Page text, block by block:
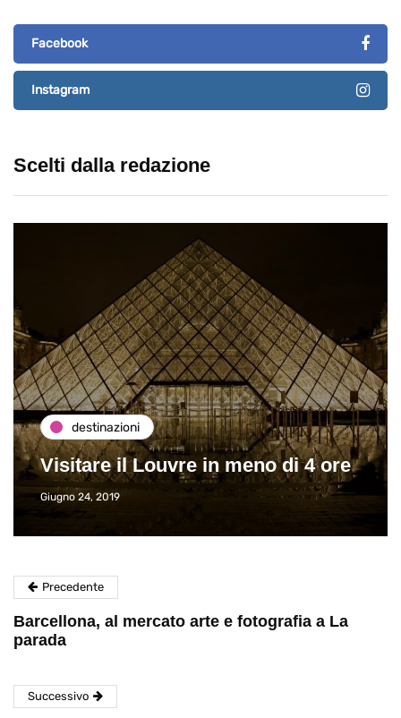
Facebook
Instagram
Scelti dalla redazione
destinazioni
Visitare il Louvre in meno di 4 ore
Giugno 24, 2019
Precedente
Barcellona, al mercato arte e fotografia a La
parada
Successivo